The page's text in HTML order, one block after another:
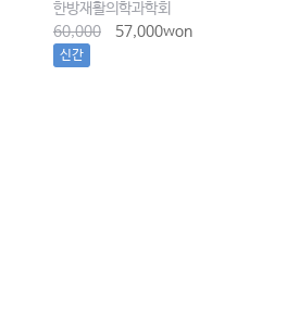
한방재활의학과학회
60,000
57,000won
신간